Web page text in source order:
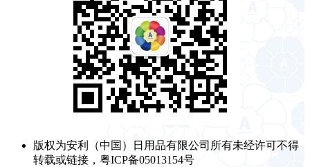
版权为安利（中国）日用品有限公司所有未经许可不得
转载或链接，粤ICP备05013154号